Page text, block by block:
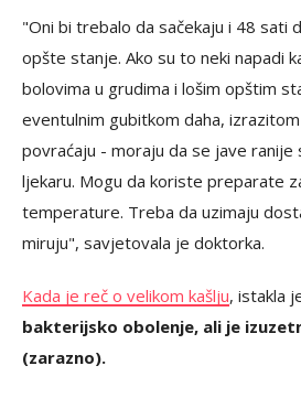
"Oni bi trebalo da sačekaju i 48 sati
opšte stanje. Ako su to neki napadi
bolovima u grudima i lošim opštim
eventulnim gubitkom daha, izrazitom
povraćaju - moraju da se jave ranije
ljekaru. Mogu da koriste preparate
temperature. Treba da uzimaju
miruju", savjetovala je doktorka.
Kada je reč o velikom kašlju, istakla
bakterijsko obolenje, ali je
(zarazno).